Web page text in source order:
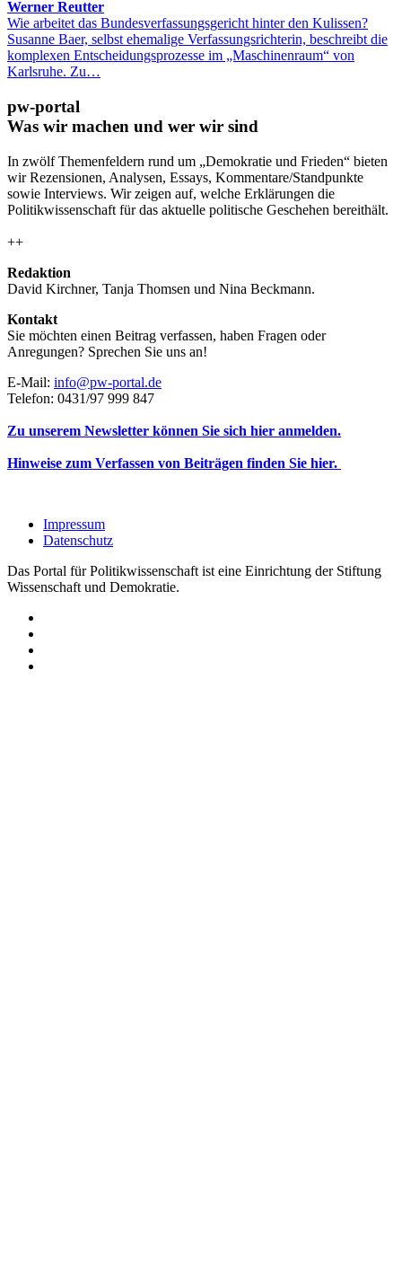
Werner Reutter
Wie arbeitet das Bundesverfassungsgericht hinter den Kulissen?
Susanne Baer, selbst ehemalige Verfassungsrichterin, beschreibt die
komplexen Entscheidungsprozesse im „Maschinenraum“ von
Karlsruhe. Zu…
pw-portal
Was wir machen und wer wir sind
In zwölf Themenfeldern rund um „Demokratie und Frieden“ bieten
wir Rezensionen, Analysen, Essays, Kommentare/Standpunkte
sowie Interviews. Wir zeigen auf, welche Erklärungen die
Politikwissenschaft für das aktuelle politische Geschehen bereithält.
++
Redaktion
David Kirchner, Tanja Thomsen und Nina Beckmann.
Kontakt
Sie möchten einen Beitrag verfassen, haben Fragen oder
Anregungen? Sprechen Sie uns an!
E-Mail: info@pw-portal.de
Telefon: 0431/97 999 847
Zu unserem Newsletter können Sie sich hier anmelden.
Hinweise zum Verfassen von Beiträgen finden Sie hier.
Impressum
Datenschutz
Das Portal für Politikwissenschaft ist eine Einrichtung der Stiftung
Wissenschaft und Demokratie.